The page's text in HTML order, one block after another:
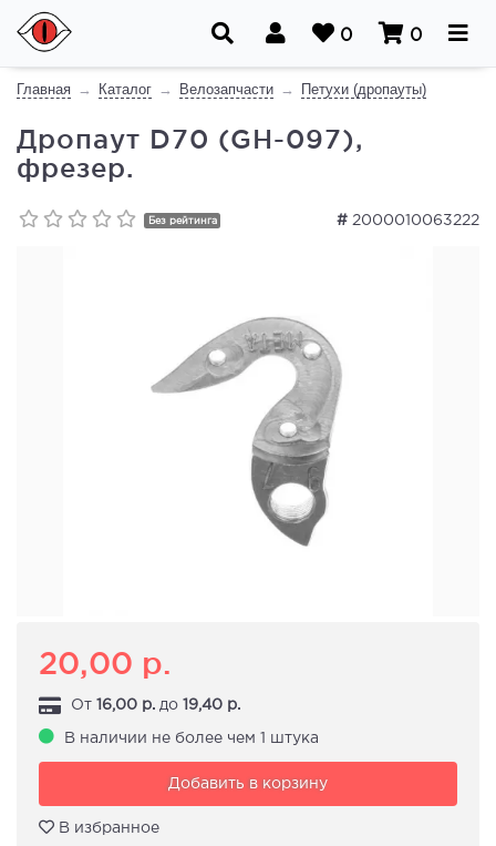
0 0
Главная Каталог Велозапчасти Петухи (дропауты)
Дропаут D70 (GH-097),
фрезер.
# 2000010063222
Без рейтинга
20,00 р.
От 16,00 р. до 19,40 р.
В наличии не более чем 1 штука
Добавить в корзину
В избранное